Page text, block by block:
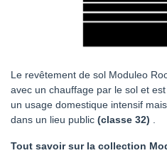
Le revêtement de sol Moduleo
avec un chauffage par le sol et
un usage domestique intensif
dans un lieu public (classe 32) .
Tout savoir sur la collection